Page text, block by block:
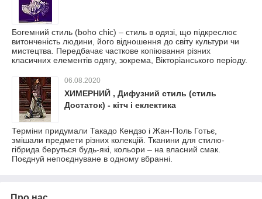
Богемний стиль (boho chic) – стиль в одязі, що підкреслює
витонченість людини, його відношення до світу культури чи
мистецтва. Передбачає часткове копіювання різних
класичних елементів одягу, зокрема, Вікторіанського періоду.
06.08.2020
ХИМЕРНИЙ , Дифузний стиль (стиль
Достаток) - кітч і еклектика
Терміни придумали Такадо Кендзо і Жан-Поль Готьє,
змішали предмети різних колекцій. Тканини для стилю-
гібрида беруться будь-які, кольори – на власний смак.
Поєднуй непоєднуване в одному вбранні.